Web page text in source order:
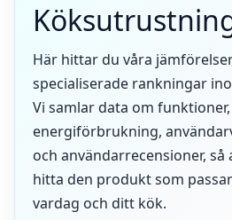
Här hittar du våra
specialiserade rankningar
Vi samlar data om
energiförbrukning,
och användarrecensioner,
hitta den produkt som
vardag och ditt kök.